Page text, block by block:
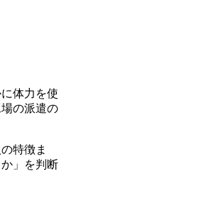
体力を使
の派遣の
特徴ま
」を判断